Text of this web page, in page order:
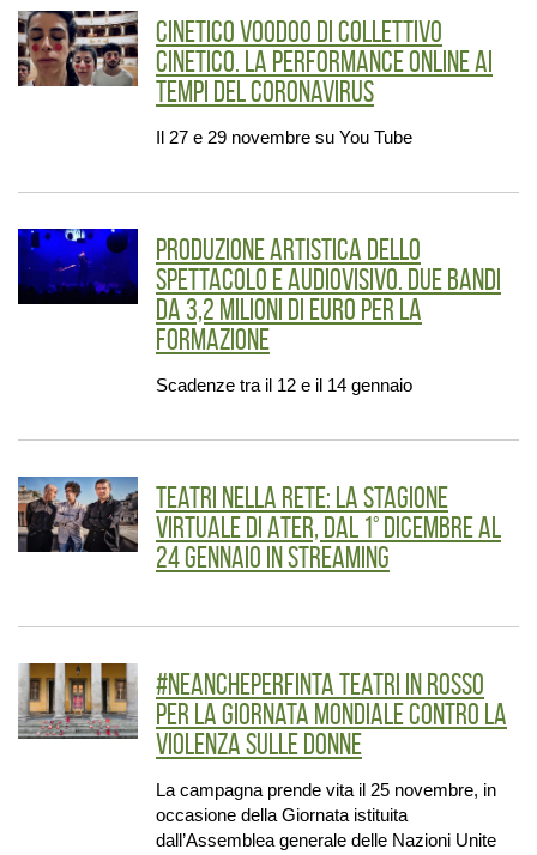
Cinetico Voodoo di CollettivO
CineticO. La performance online ai
tempi del Coronavirus
Il 27 e 29 novembre su You Tube
Produzione artistica dello
spettacolo e audiovisivo. Due bandi
da 3,2 milioni di euro per la
formazione
Scadenze tra il 12 e il 14 gennaio
Teatri nella rete: la stagione
virtuale di ATER, dal 1° dicembre al
24 gennaio in streaming
#neancheperfinta Teatri in rosso
per la Giornata mondiale contro la
violenza sulle donne
La campagna prende vita il 25 novembre, in
occasione della Giornata istituita
dall’Assemblea generale delle Nazioni Unite